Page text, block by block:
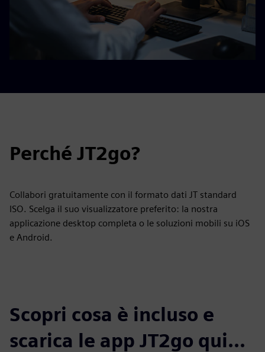
Perché JT2go?
Collabori gratuitamente con il formato dati JT standard
ISO. Scelga il suo visualizzatore preferito: la nostra
applicazione desktop completa o le soluzioni mobili su iOS
e Android.
Scopri cosa è incluso e
scarica le app JT2go qui...